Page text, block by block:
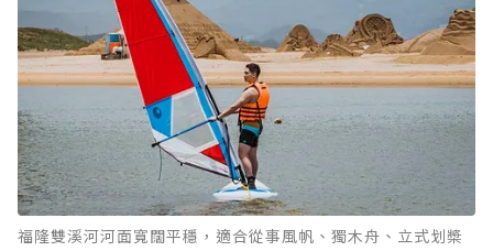
福隆雙溪河河面寬闊平穩，適合從事風帆、獨木舟、立式划槳